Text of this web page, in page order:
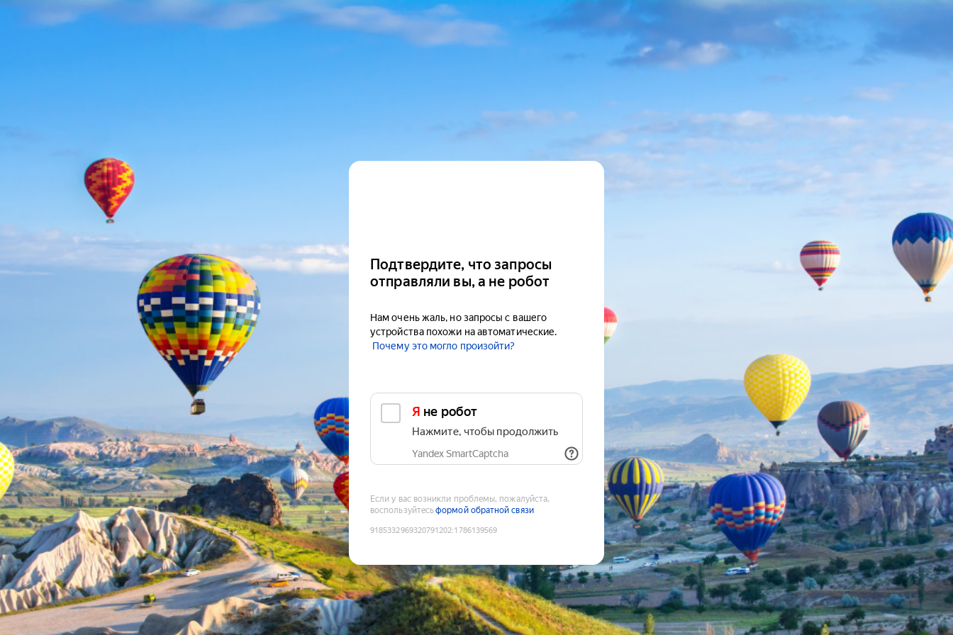
Подтвердите, что запросы
отправляли вы, а не робот
Нам очень жаль, но запросы с вашего
устройства похожи на автоматические.
Почему это могло произойти?
Я не робот
Нажмите, чтобы продолжить
Yandex SmartCaptcha
Если у вас возникли проблемы, пожалуйста,
воспользуйтесьформой обратной связи
9185332969320791202:1786139569